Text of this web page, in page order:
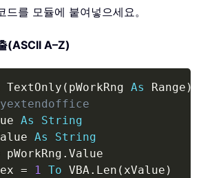
를 모듈에 붙여넣으세요。
(ASCII A–Z)
TextOnly ( pWorkRng As Range )
As
String
As
String
pWorkRng .
= 1 To VBA. Len ( xValue )
Copy